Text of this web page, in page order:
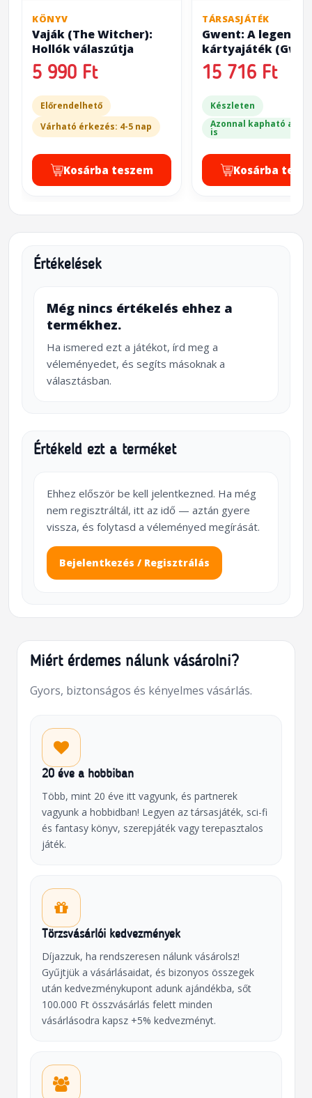
KÖNYV
Vaják (The Witcher):
Hollók válaszútja
5 990 Ft
Előrendelhető
Várható érkezés: 4-5 nap
Kosárba teszem
TÁRSASJÁTÉK
Gwent: A legendás
kártyajáték
The Legendary
Game)
15 716 Ft
Készleten
Azonnal kapható a
is
Kosárba
Értékelések
Még nincs értékelés ehhez a
termékhez.
Ha ismered ezt a játékot, írd meg a
véleményedet, és segíts másoknak a
választásban.
Értékeld ezt a terméket
Ehhez először be kell jelentkezned. Ha még
nem regisztráltál, itt az idő — aztán gyere
vissza, és folytasd a véleményed megírását.
Bejelentkezés / Regisztrálás
Miért érdemes nálunk vásárolni?
Gyors, biztonságos és kényelmes vásárlás.
20 éve a hobbiban
Több, mint 20 éve itt vagyunk, és partnerek
vagyunk a hobbidban! Legyen az társasjáték, sci-fi
és fantasy könyv, szerepjáték vagy terepasztalos
játék.
Törzsvásárlói kedvezmények
Díjazzuk, ha rendszeresen nálunk vásárolsz!
Gyűjtjük a vásárlásaidat, és bizonyos összegek
után kedvezménykupont adunk ajándékba, sőt
100.000 Ft összvásárlás felett minden
vásárlásodra kapsz +5% kedvezményt.